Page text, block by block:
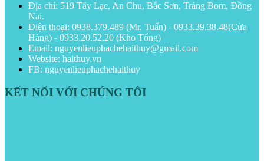
Địa chỉ: 519 Tây Lạc, An Chu, Bắc Sơn, Trảng Bom, Đồng
Nai.
Điện thoại: 0938.379.489 (Mr. Tuấn) - 0933.39.38.48(Cửa
Hàng) - 0933.20.52.20 (Kho Tổng)
Email: nguyenlieuphachehaithuy@gmail.com
Website: haithuy.vn
FB: nguyenlieuphachehaithuy
KẾT NỐI VỚI CHÚNG TÔI